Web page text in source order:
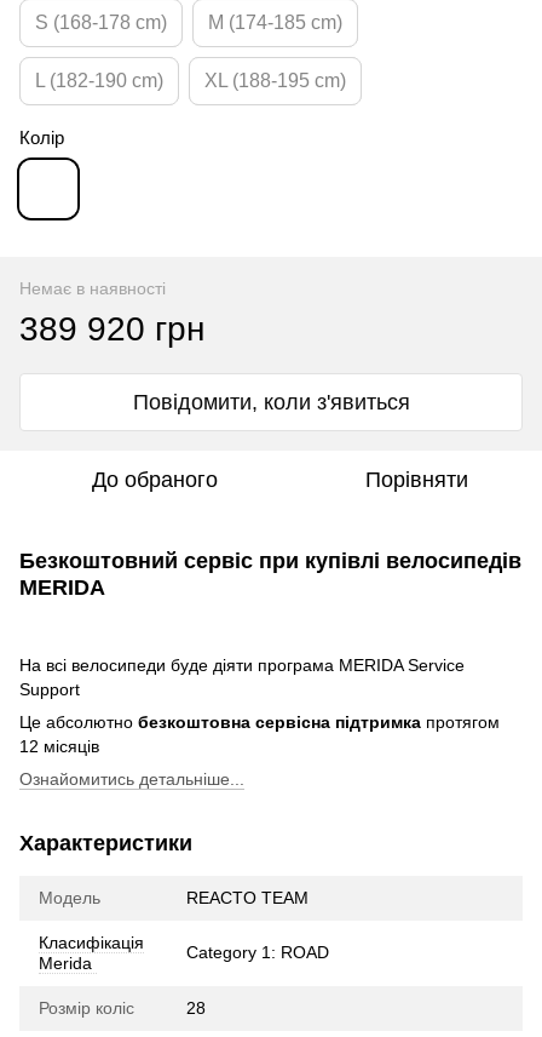
S (168-178 cm) M (174-185 cm)
L (182-190 cm) XL (188-195 cm)
Колір
Немає в наявності
389 920 грн
Повідомити, коли з'явиться
До обраного Порівняти
Безкоштовний сервіс при купівлі велосипедів
MERIDA
На всі велосипеди буде діяти програма MERIDA Service
Support
Це абсолютно безкоштовна сервісна підтримка протягом
12 місяців
Ознайомитись детальніше...
Характеристики
Модель REACTO TEAM
Класифікація
Merida
Category 1: ROAD
Розмір коліс 28